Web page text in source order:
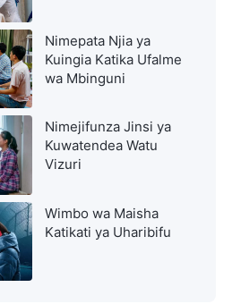
Nimepata Njia ya
Kuingia Katika Ufalme
wa Mbinguni
Nimejifunza Jinsi ya
Kuwatendea Watu
Vizuri
Wimbo wa Maisha
Katikati ya Uharibifu